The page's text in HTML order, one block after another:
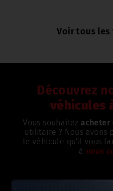
Voir tous les
Découvrez
véhicules
Vous souhaitez acheter
utilitaire ? Nous avons
le véhicule qu'il vous
à nous